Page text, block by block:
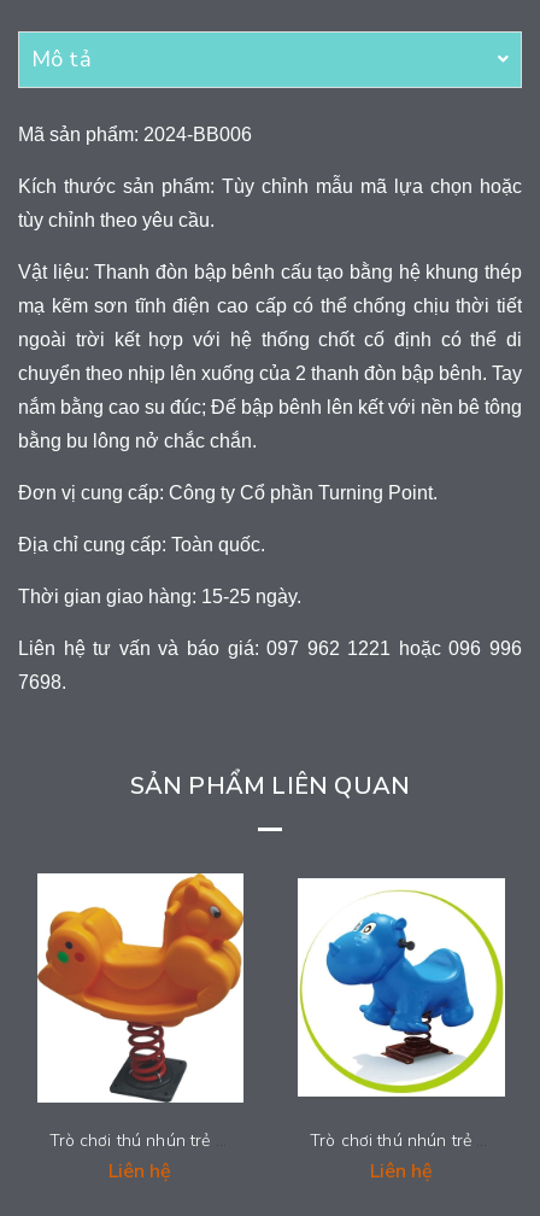
Mô tả
Mã sản phẩm: 2024-BB006
Kích thước sản phẩm: Tùy chỉnh mẫu mã lựa chọn hoặc
tùy chỉnh theo yêu cầu.
Vật liệu:Thanh đòn bập bênh cấu tạo bằng hệ khung thép
mạ kẽm sơn tĩnh điện cao cấp có thể chống chịu thời tiết
ngoài trời kết hợp với hệ thống chốt cố định có thể di
chuyển theo nhịp lên xuống của 2 thanh đòn bập bênh. Tay
nắm bằng cao su đúc; Đế bập bênh lên kết với nền bê tông
bằng bu lông nở chắc chắn.
Đơn vị cung cấp: Công ty Cổ phần Turning Point.
Địa chỉ cung cấp: Toàn quốc.
Thời gian giao hàng: 15-25 ngày.
Liên hệ tư vấn và báo giá: 097 962 1221 hoặc 096 996
7698.
SẢN PHẨM LIÊN QUAN
Trò chơi thú nhún trẻ em - LDPE-002
Liên hệ
Trò chơi thú nhún trẻ em - LDPE-001
Liên hệ